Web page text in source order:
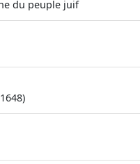
du peuple juif